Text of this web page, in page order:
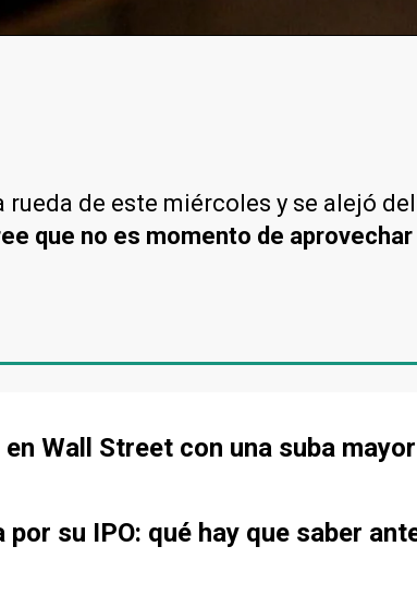
rueda de este miércoles y se alejó
que no es momento de
Wall Street con una suba
su IPO: qué hay que saber